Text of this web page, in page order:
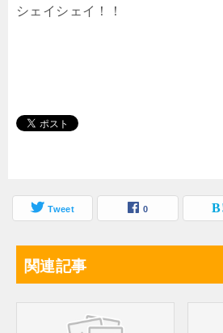
シェイシェイ！！
Tweet 0
関連記事